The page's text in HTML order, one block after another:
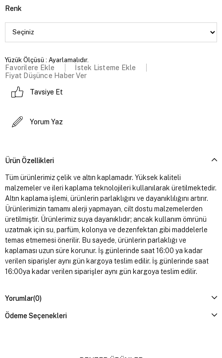
Renk
Yüzük Ölçüsü : Ayarlamalıdır.
Favorilere Ekle
İstek Listeme Ekle
Fiyat Düşünce Haber Ver
Tavsiye Et
Yorum Yaz
Ürün Özellikleri
Tüm ürünlerimiz çelik ve altın kaplamadır. Yüksek kaliteli
malzemeler ve ileri kaplama teknolojileri kullanılarak üretilmektedir.
Altın kaplama işlemi, ürünlerin parlaklığını ve dayanıklılığını artırır.
Ürünlerimizin tamamı alerji yapmayan, cilt dostu malzemelerden
üretilmiştir. Ürünlerimiz suya dayanıklıdır; ancak kullanım ömrünü
uzatmak için su, parfüm, kolonya ve dezenfektan gibi maddelerle
temas etmemesi önerilir. Bu sayede, ürünlerin parlaklığı ve
kaplaması uzun süre korunur. İş günlerinde saat 16:00 ya kadar
verilen siparişler aynı gün kargoya teslim edilir. İş günlerinde saat
16:00ya kadar verilen siparişler aynı gün kargoya teslim edilir.
Yorumlar(0)
Ödeme Seçenekleri